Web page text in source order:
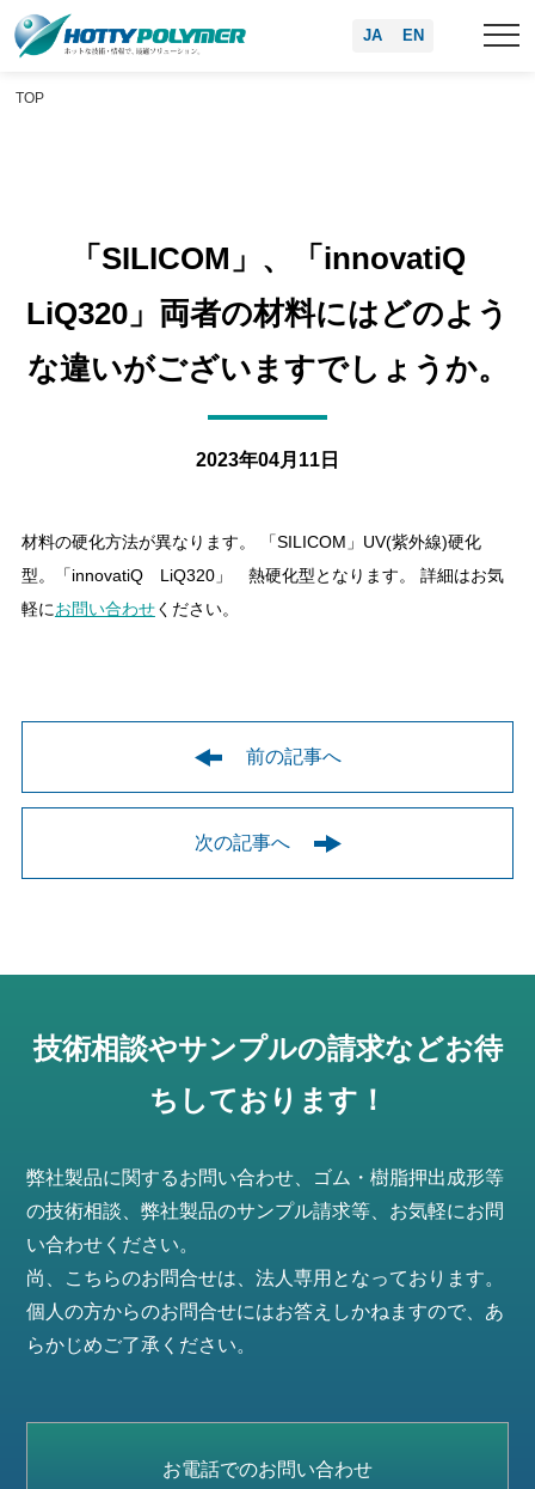
EN
JA
TOP
「SILICOM」、「innovatiQ
LiQ320」両者の材料にはどのよう
な違いがございますでしょうか。
2023年04月11日
材料の硬化方法が異なります。 「SILICOM」UV(紫外線)硬化
型。「innovatiQ LiQ320」 熱硬化型となります。 詳細はお気
軽にお問い合わせください。
前の記事へ
次の記事へ
技術相談やサンプルの請求などお待
ちしております！
弊社製品に関するお問い合わせ、ゴム・樹脂押出成形等
の技術相談、弊社製品のサンプル請求等、お気軽にお問
い合わせください。
尚、こちらのお問合せは、法人専用となっております。
個人の方からのお問合せにはお答えしかねますので、あ
らかじめご了承ください。
お電話でのお問い合わせ